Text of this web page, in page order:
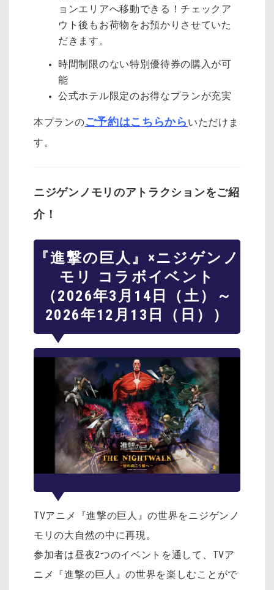
ョンエリアへ移動できる！チェックア
ウト後もお荷物をお預かりさせていた
だきます。
時間制限のない特別優待券の購入が可
能
公式ホテル限定のお得なプランが充実
本プランのご予約はこちらから いただけま
す。
ニジゲンノモリのアトラクションをご紹
介！
『進撃の巨人』×ニジゲンノ
モリ コラボイベント
（2026年3月14日（土）～
2026年12月13日（日））
TVアニメ『進撃の巨人』の世界をニジゲンノ
モリの大自然の中に再現。
参加者は昼夜2つのイベントを通して、TVア
ニメ『進撃の巨人』の世界を楽しむことがで